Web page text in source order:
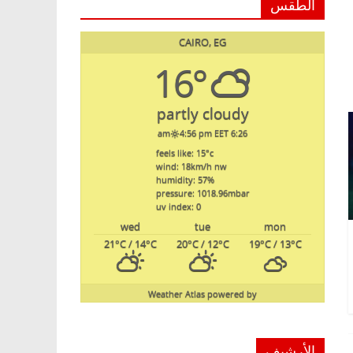
الطقس
CAIRO, EG
16°
partly cloudy
6:26 am
4:56 pm EET
feels like: 15°c
wind: 18km/h nw
humidity: 57%
pressure: 1018.96mbar
uv index: 0
mon
tue
wed
19°C/ 13°C
20°C/ 12°C
21°C/ 14°C
powered by
Weather Atlas